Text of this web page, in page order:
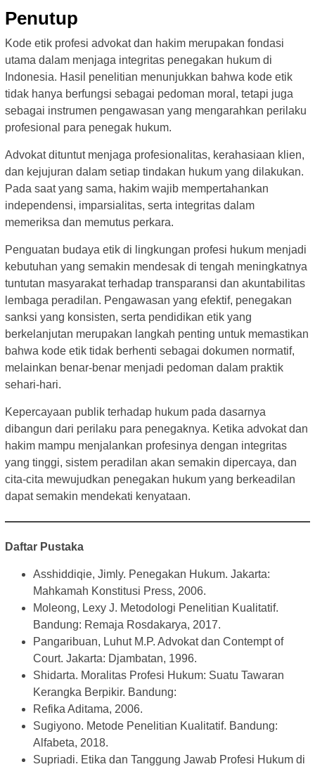
Penutup
Kode etik profesi advokat dan hakim merupakan fondasi
utama dalam menjaga integritas penegakan hukum di
Indonesia. Hasil penelitian menunjukkan bahwa kode etik
tidak hanya berfungsi sebagai pedoman moral, tetapi juga
sebagai instrumen pengawasan yang mengarahkan perilaku
profesional para penegak hukum.
Advokat dituntut menjaga profesionalitas, kerahasiaan klien,
dan kejujuran dalam setiap tindakan hukum yang dilakukan.
Pada saat yang sama, hakim wajib mempertahankan
independensi, imparsialitas, serta integritas dalam
memeriksa dan memutus perkara.
Penguatan budaya etik di lingkungan profesi hukum menjadi
kebutuhan yang semakin mendesak di tengah meningkatnya
tuntutan masyarakat terhadap transparansi dan akuntabilitas
lembaga peradilan. Pengawasan yang efektif, penegakan
sanksi yang konsisten, serta pendidikan etik yang
berkelanjutan merupakan langkah penting untuk memastikan
bahwa kode etik tidak berhenti sebagai dokumen normatif,
melainkan benar-benar menjadi pedoman dalam praktik
sehari-hari.
Kepercayaan publik terhadap hukum pada dasarnya
dibangun dari perilaku para penegaknya. Ketika advokat dan
hakim mampu menjalankan profesinya dengan integritas
yang tinggi, sistem peradilan akan semakin dipercaya, dan
cita-cita mewujudkan penegakan hukum yang berkeadilan
dapat semakin mendekati kenyataan.
Daftar Pustaka
Asshiddiqie, Jimly. Penegakan Hukum. Jakarta:
Mahkamah Konstitusi Press, 2006.
Moleong, Lexy J. Metodologi Penelitian Kualitatif.
Bandung: Remaja Rosdakarya, 2017.
Pangaribuan, Luhut M.P. Advokat dan Contempt of
Court. Jakarta: Djambatan, 1996.
Shidarta. Moralitas Profesi Hukum: Suatu Tawaran
Kerangka Berpikir. Bandung:
Refika Aditama, 2006.
Sugiyono. Metode Penelitian Kualitatif. Bandung:
Alfabeta, 2018.
Supriadi. Etika dan Tanggung Jawab Profesi Hukum di